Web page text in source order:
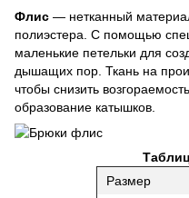
Флис — нетканный
полиэстера. С помощью
маленькие петельки для
дышащих пор. Ткань на
чтобы снизить
образование катышков.
Размер